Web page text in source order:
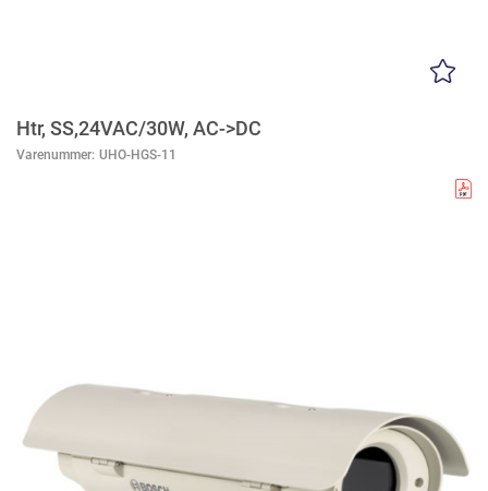
Htr, SS,24VAC/30W, AC->DC
Varenummer: UHO-HGS-11